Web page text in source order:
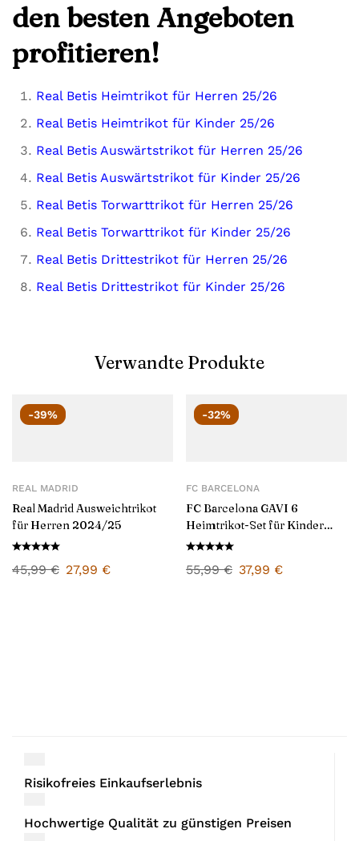
den besten Angeboten
profitieren!
Real Betis Heimtrikot für Herren 25/26
Real Betis Heimtrikot für Kinder 25/26
Real Betis Auswärtstrikot für Herren 25/26
Real Betis Auswärtstrikot für Kinder 25/26
Real Betis Torwarttrikot für Herren 25/26
Real Betis Torwarttrikot für Kinder 25/26
Real Betis Drittestrikot für Herren 25/26
Real Betis Drittestrikot für Kinder 25/26
Verwandte Produkte
-39%
REAL MADRID
Real Madrid Ausweichtrikot
für Herren 2024/25
45,99€ 27,99 €
-32%
FC BARCELONA
FC Barcelona GAVI 6
Heimtrikot-Set für Kinder
2024/25
55,99€ 37,99 €
Risikofreies Einkaufserlebnis
Hochwertige Qualität zu günstigen Preisen